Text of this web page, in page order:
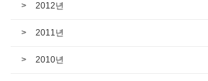
2012년
2011년
2010년